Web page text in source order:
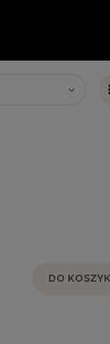
DO